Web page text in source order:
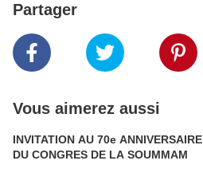
Partager
Vous aimerez aussi
INVITATION AU 70e ANNIVERSAIRE
DU CONGRES DE LA SOUMMAM